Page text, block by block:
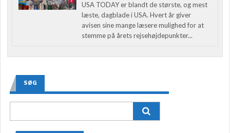
USA TODAY er blandt de største, og mest
læste, dagblade i USA. Hvert år giver
avisen sine mange læsere mulighed for at
stemme på årets rejsehøjdepunkter...
SØG